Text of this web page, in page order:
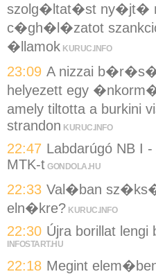
szolg�ltat�st ny�jt�
c�gh�l�zatot
�llamok KURUC.INFO
23:09 A nizzai
helyezett egy
amely tiltotta a burkini
strandon KURUC.INFO
22:47 Labdarúgó NB I
MTK-t GONDOLA.HU
22:33 Val�ban
eln�kre? KURUC.INFO
22:30 Újra borillat lengi
INFOSTART.HU
22:18 Megint